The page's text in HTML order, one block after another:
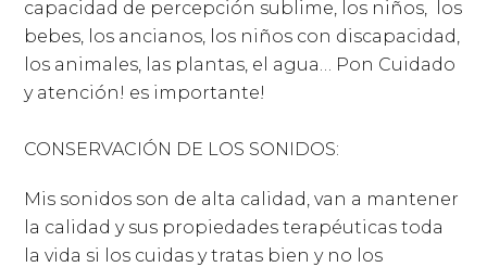
capacidad de percepción sublime, los niños, los
bebes, los ancianos, los niños con discapacidad,
los animales, las plantas, el agua… Pon Cuidado
y atención! es importante!
CONSERVACIÓN DE LOS SONIDOS:
Mis sonidos son de alta calidad, van a mantener
la calidad y sus propiedades terapéuticas toda
la vida si los cuidas y tratas bien y no los